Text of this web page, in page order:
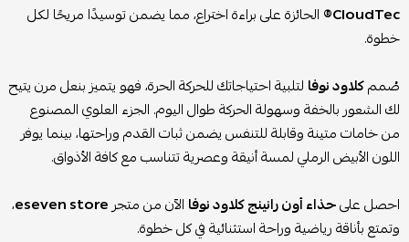
CloudTec® الحائزة على براءة اختراع، مما يضمن توسيدًا مريحًا لكل
خطوة.
صُممكلاود نوفا لتلبية احتياجاتك للحركة الحرة، فهو يتميز بنعل مرن يتيح
لك الشعور بالخفة وسهولة الحركة طوال اليوم. الجزء العلوي المصنوع
من خامات متينة وقابلة للتنفس يضمن ثبات القدم وراحتها، بينما يوفر
اللون الأبيض الرملي لمسة أنيقة وعصرية تتناسب مع كافة الأذواق.
احصل علىحذاء أون رانينج كلاود نوفا الآن من متجرeseven store،
وتمتع بأناقة رياضية وراحة استثنائية في كل خطوة.